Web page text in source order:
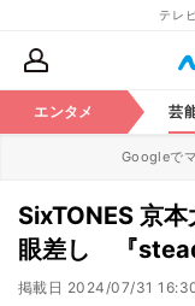
テレ
エンタメ 芸
Googleで
SixTONES 京
眼差し 『
掲載日 2024/07/31